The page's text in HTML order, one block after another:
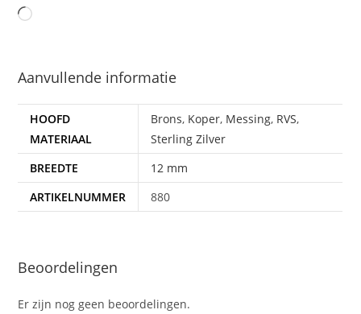
Aanvullende informatie
HOOFD
MATERIAAL
Brons, Koper, Messing, RVS,
Sterling Zilver
BREEDTE
12 mm
ARTIKELNUMMER
880
Beoordelingen
Er zijn nog geen beoordelingen.